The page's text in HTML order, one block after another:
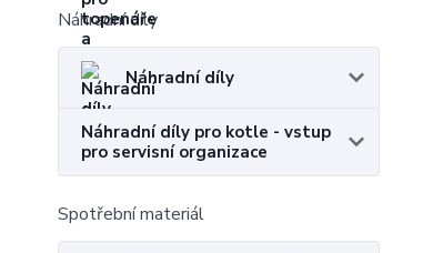
Náhradní díly
Náhradní díly
Náhradní díly pro kotle - vstup
pro servisní organizace
Spotřební materiál